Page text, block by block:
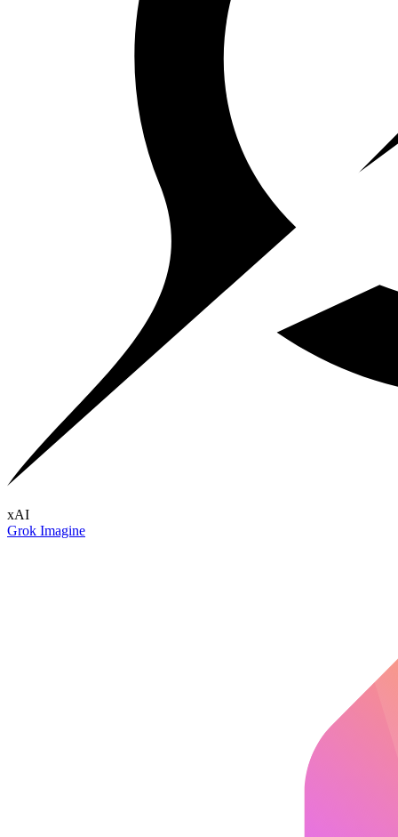
xAI
Grok Imagine